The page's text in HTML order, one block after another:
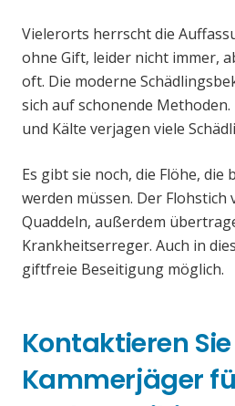
Vielerorts herrscht die
ohne Gift, leider nicht immer,
oft. Die moderne
sich auf schonende
und Kälte verjagen viele
Es gibt sie noch, die Flöhe,
werden müssen. Der Flohstich
Quaddeln, außerdem
Krankheitserreger. Auch in
giftfreie Beseitigung möglich.
Kontaktieren
Kammerjäger